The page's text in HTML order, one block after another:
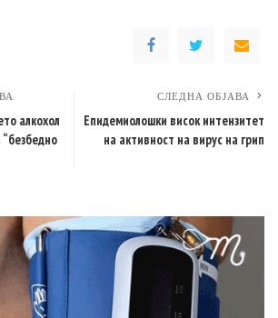
алкохол
СЛЕДНА ОБЈАВА
Епидемиолошки висок интензитет
на активност на вирус на грип